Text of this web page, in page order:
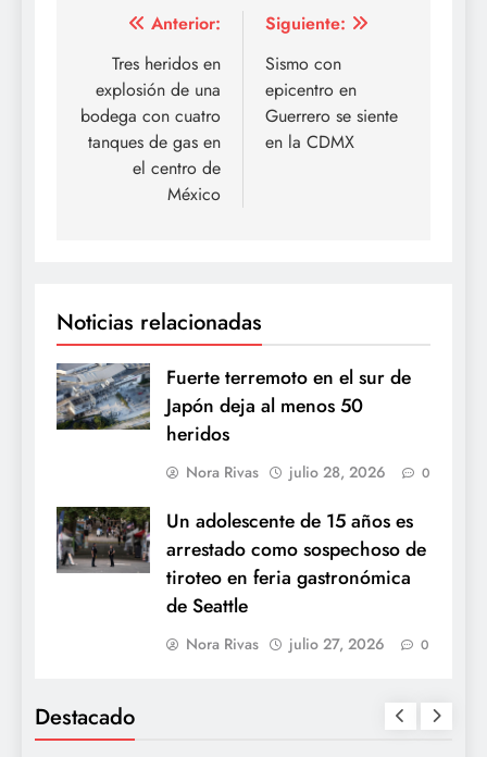
Navegación
entradas
Anterior:
Tres heridos en
explosión de una
bodega con cuatro
tanques de gas en
el centro de
México
Siguiente:
Sismo con
epicentro en
Guerrero se siente
en la CDMX
Noticias relacionadas
Fuerte terremoto en el sur de
Japón deja al menos 50
heridos
Nora Rivas julio 28, 2026 0
Un adolescente de 15 años es
arrestado como sospechoso de
tiroteo en feria gastronómica
de Seattle
Nora Rivas julio 27, 2026 0
Destacado